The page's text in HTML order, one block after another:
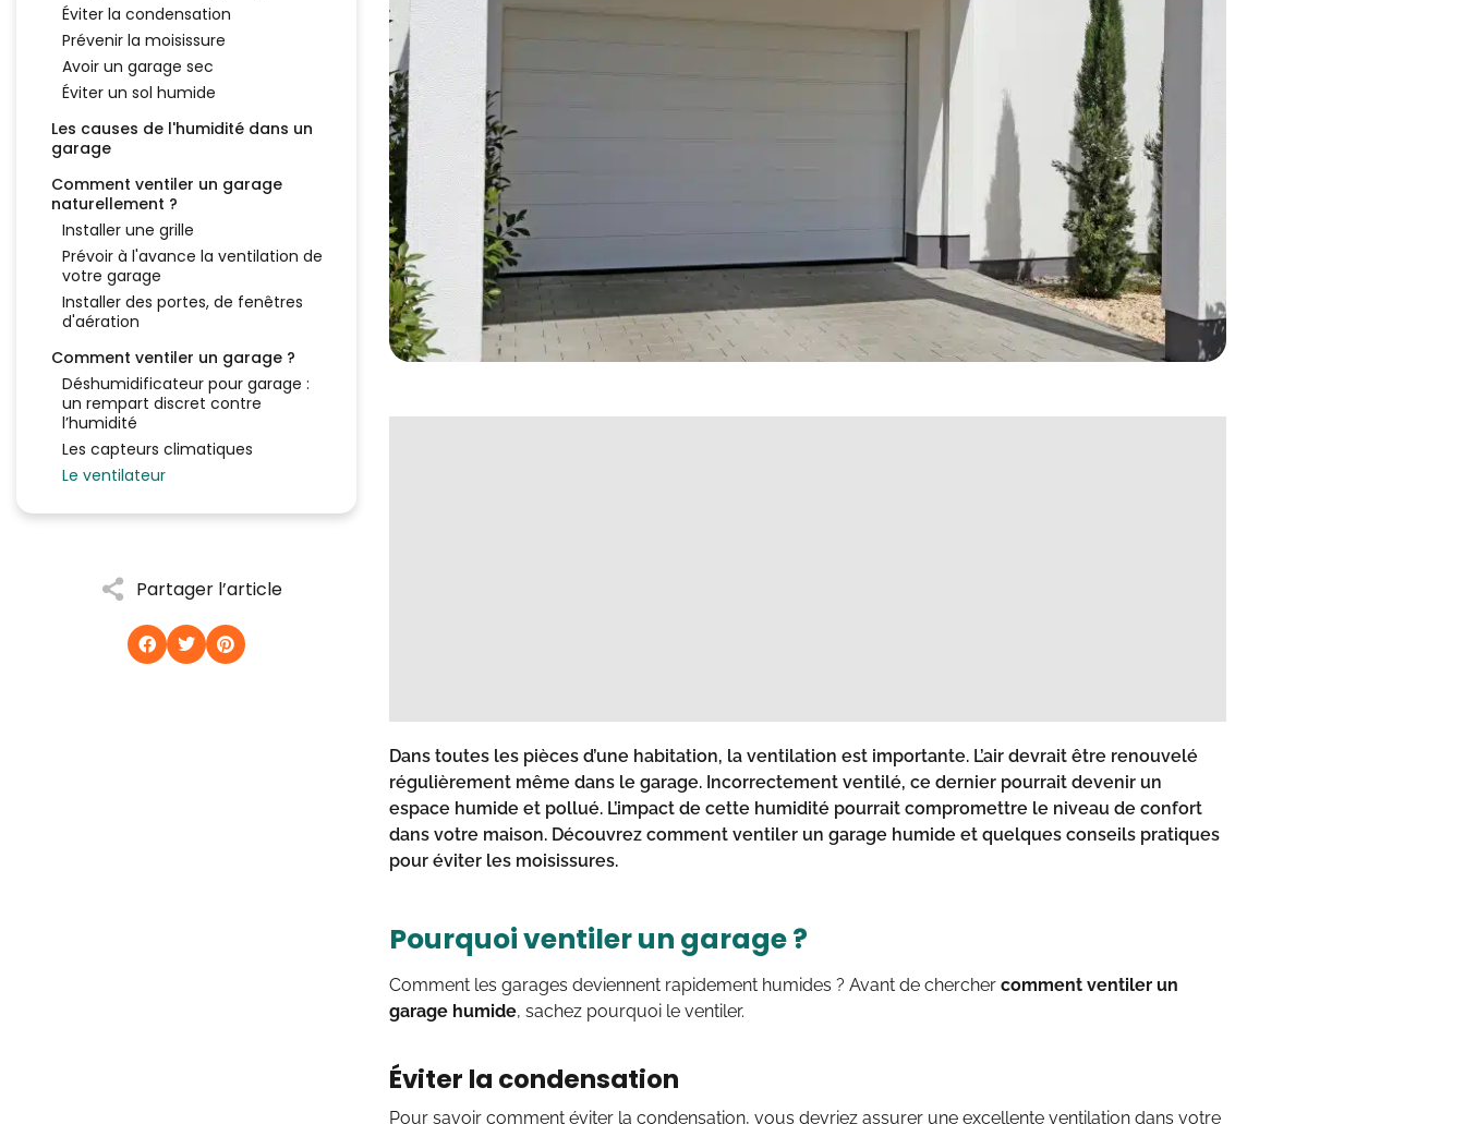
Éviter la condensation
Prévenir la moisissure
Avoir un garage sec
Éviter un sol humide
Les causes de l'humidité dans un
garage
Comment ventiler un garage
naturellement ?
Installer une grille
Prévoir à l'avance la ventilation de
votre garage
Installer des portes, de fenêtres
d'aération
Comment ventiler un garage ?
Déshumidificateur pour garage :
un rempart discret contre
l’humidité
Les capteurs climatiques
Le ventilateur
Partager l’article
Dans toutes les pièces d’une habitation, la ventilation est importante. L’air devrait être renouvelé
régulièrement même dans le garage. Incorrectement ventilé, ce dernier pourrait devenir un
espace humide et pollué. L’impact de cette humidité pourrait compromettre le niveau de confort
dans votre maison. Découvrez comment ventiler un garage humide et quelques conseils pratiques
pour éviter les moisissures.
Pourquoi ventiler un garage ?
Comment les garages deviennent rapidement humides ? Avant de chercher comment ventiler un
garage humide, sachez pourquoi le ventiler.
Éviter la condensation
Pour savoir comment éviter la condensation, vous devriez assurer une excellente ventilation dans votre